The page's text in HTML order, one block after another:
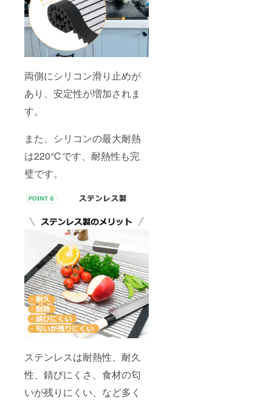
両側にシリコン滑り止めが
あり、安定性が増加されま
す。
また、シリコンの最大耐熱
は220℃です、耐熱性も完
璧です。
ステンレスは耐熱性、耐久
性、錆びにくさ、食材の匂
いが残りにくい、など多く